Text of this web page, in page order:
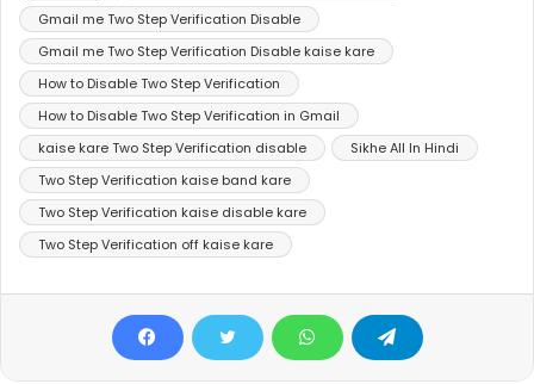
Gmail me Two Step Verification Disable
Gmail me Two Step Verification Disable kaise kare
How to Disable Two Step Verification
How to Disable Two Step Verification in Gmail
kaise kare Two Step Verification disable
Sikhe All In Hindi
Two Step Verification kaise band kare
Two Step Verification kaise disable kare
Two Step Verification off kaise kare